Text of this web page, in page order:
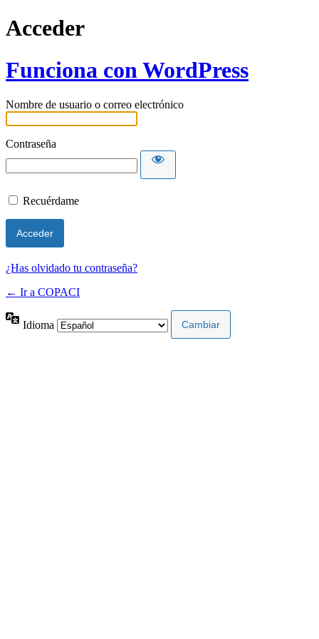
Acceder
Funciona con WordPress
Nombre de usuario o correo electrónico
Contraseña
Recuérdame
¿Has olvidado tu contraseña?
← Ir a COPACI
Idioma